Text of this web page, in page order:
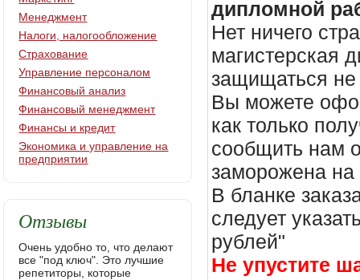
дипломной
Нет ничего
магистерская
защищаться не
Вы можете
как только
сообщить нам
заморожена
В бланке
следует
рублей"
Не упустите
Менеджмент
Налоги, налогообложение
Страхование
Управление персоналом
Финансовый анализ
Финансовый менеджмент
Финансы и кредит
Экономика и управление на
предприятии
Отзывы
Очень удобно то, что делают
все "под ключ". Это лучшие
репетиторы, которые